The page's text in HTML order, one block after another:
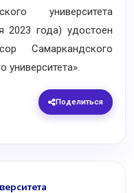
университета
года) удостоен
Самаркандского
университета».
Поделиться